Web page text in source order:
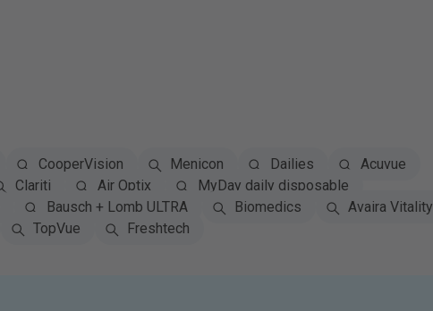
CooperVision Menicon Dailies
Acuvue
Clariti Air Optix
MyDay daily disposable
Bausch + Lomb ULTRA Biomedics
Avaira Vitality
TopVue Freshtech